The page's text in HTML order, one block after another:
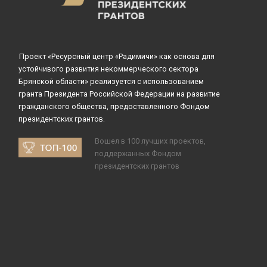
Проект «Ресурсный центр «Радимичи» как основа для
устойчивого развития некоммерческого сектора
Брянской области» реализуется с использованием
гранта Президента Российской Федерации на развитие
гражданского общества, предоставленного Фондом
президентских грантов.
Вошел в 100 лучших проектов,
поддержанных Фондом
президентских грантов